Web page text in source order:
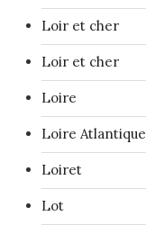
Loir et cher
Loir et cher
Loire
Loire Atlantique
Loiret
Lot